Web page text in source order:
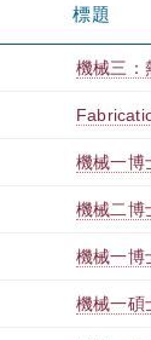
標題
機械三：
機械一博
機械二博
機械一博
機械一碩